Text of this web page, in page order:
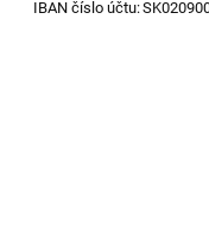
IBAN číslo účtu:
Mgr.